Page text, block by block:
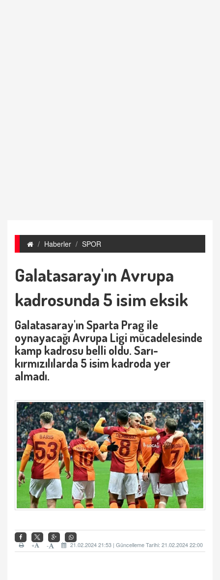
Haberler SPOR
Galatasaray'ın Avrupa
kadrosunda 5 isim eksik
Galatasaray'ın Sparta Prag ile
oynayacağı Avrupa Ligi mücadelesinde
kamp kadrosu belli oldu. Sarı-
kırmızılılarda 5 isim kadroda yer
almadı.
21.02.2024 21:53 | Güncelleme Tarihi: 21.02.2024 22:00
-
+